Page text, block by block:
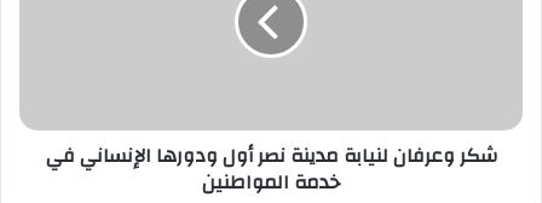
شكر وعرفان لنيابة مدينة نصر أول ودورها الإنساني في
خدمة المواطنين